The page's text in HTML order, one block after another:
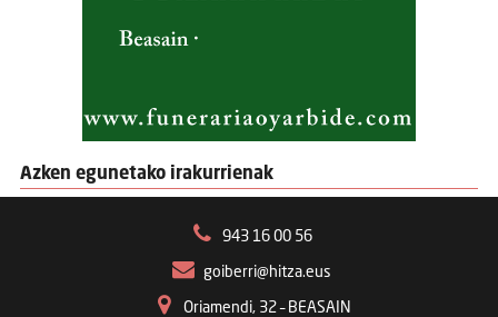
Azken egunetako irakurrienak
943 16 00 56
goiberri@hitza.eus
Oriamendi, 32 – BEASAIN